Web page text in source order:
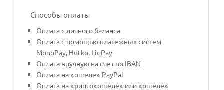
Способы оплаты
Оплата с личного баланса
Оплата с помощью платежных систем
MonoPay, Hutko, LiqPay
Оплата вручную на счет по IBAN
Оплата на кошелек PayPal
Оплата на криптокошелек или кошелек